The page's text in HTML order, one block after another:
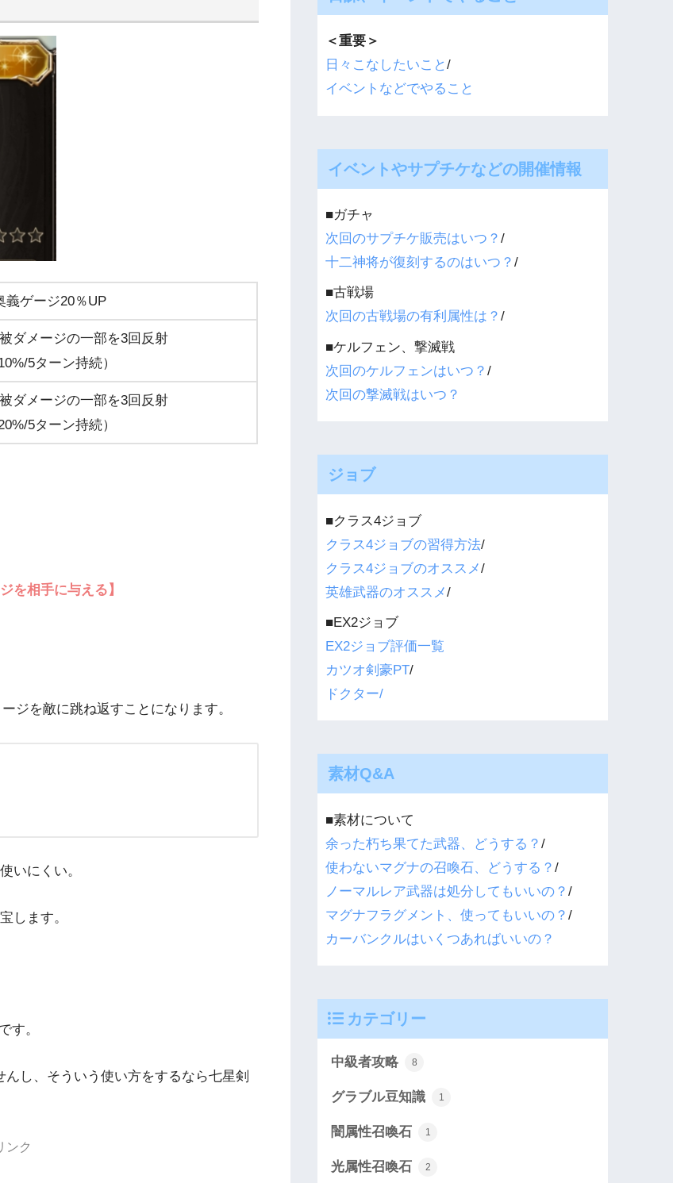
義ゲージ20％UP
ダメージの一部を3回反射
10%/5ターン持続）
ダメージの一部を3回反射
20%/5ターン持続）
を相手に与える】
ジを敵に跳ね返すことになります。
いにくい。
します。
す。
し、そういう使い方をするなら七星剣
ンク
＜重要＞
日々こなしたいこと/
イベントなどでやること
イベントやサプチケなどの開催情報
■ガチャ
次回のサプチケ販売はいつ？/
十二神将が復刻するのはいつ？/
■古戦場
次回の古戦場の有利属性は？/
■ケルフェン、撃滅戦
次回のケルフェンはいつ？/
次回の撃滅戦はいつ？
ジョブ
■クラス4ジョブ
クラス4ジョブの習得方法/
クラス4ジョブのオススメ/
英雄武器のオススメ/
■EX2ジョブ
EX2ジョブ評価一覧
カツオ剣豪PT/
ドクター/
素材Q&A
■素材について
余った朽ち果てた武器、どうする？/
使わないマグナの召喚石、どうする？/
ノーマルレア武器は処分してもいいの？/
マグナフラグメント、使ってもいいの？/
カーバンクルはいくつあればいいの？
カテゴリー
中級者攻略 8
グラブル豆知識 1
闇属性召喚石 1
光属性召喚石 2